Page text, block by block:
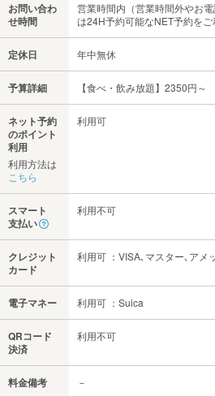
お問い合わ
せ時間
営業時間内（営業時間外やお
は24H予約可能なNET予約をご
定休日 年中無休
予算詳細 【食べ・飲み放題】2350円～
ネット予約
のポイント
利用
利用方法は
こちら
利用可
スマート
支払い
利用不可
クレジット
カード
利用可 ：VISA､マスター､アメ
電子マネー 利用可 ：Suica
QRコード
決済
利用不可
料金備考 －